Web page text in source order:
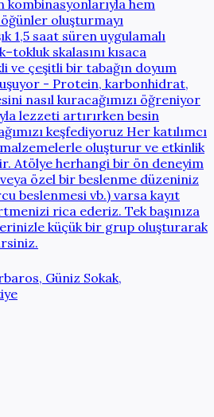
kombinasyonlarıyla hem
oluşturmayı
1,5 saat süren uygulamalı
skalasını kısaca
ve çeşitli bir tabağın doyum
- Protein, karbonhidrat,
nasıl kuracağımızı öğreniyor
lezzeti artırırken besin
keşfediyoruz Her katılımcı
oluşturur ve etkinlik
Atölye herhangi bir ön deneyim
özel bir beslenme düzeniniz
beslenmesi vb.) varsa kayıt
rica ederiz. Tek başınıza
küçük bir grup oluşturarak
Güniz Sokak,